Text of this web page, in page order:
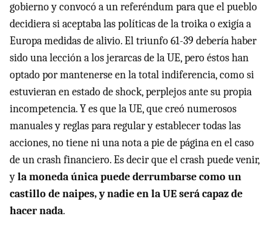
gobierno y convocó a un referéndum para que el pueblo
decidiera si aceptaba las políticas de la troika o exigía a
Europa medidas de alivio. El triunfo 61-39 debería haber
sido una lección a los jerarcas de la UE, pero éstos han
optado por mantenerse en la total indiferencia, como si
estuvieran en estado de shock, perplejos ante su propia
incompetencia. Y es que la UE, que creó numerosos
manuales y reglas para regular y establecer todas las
acciones, no tiene ni una nota a pie de página en el caso
de un crash financiero. Es decir que el crash puede venir,
yla moneda única puede derrumbarse como un
castillo de naipes, y nadie en la UE será capaz de
hacer nada.